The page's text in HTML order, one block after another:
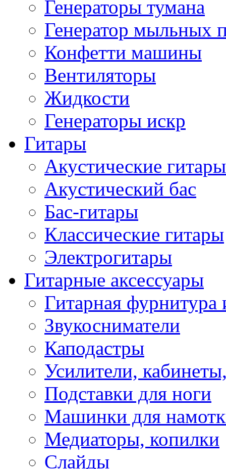
Генераторы тумана
Генератор мыльных
Конфетти машины
Вентиляторы
Жидкости
Генераторы искр
Гитары
Акустические гитары
Акустический бас
Бас-гитары
Классические гитары
Электрогитары
Гитарные аксессуары
Гитарная фурнитура
Звукосниматели
Каподастры
Усилители,
Подставки для ноги
Машинки для
Медиаторы, копилки
Слайды